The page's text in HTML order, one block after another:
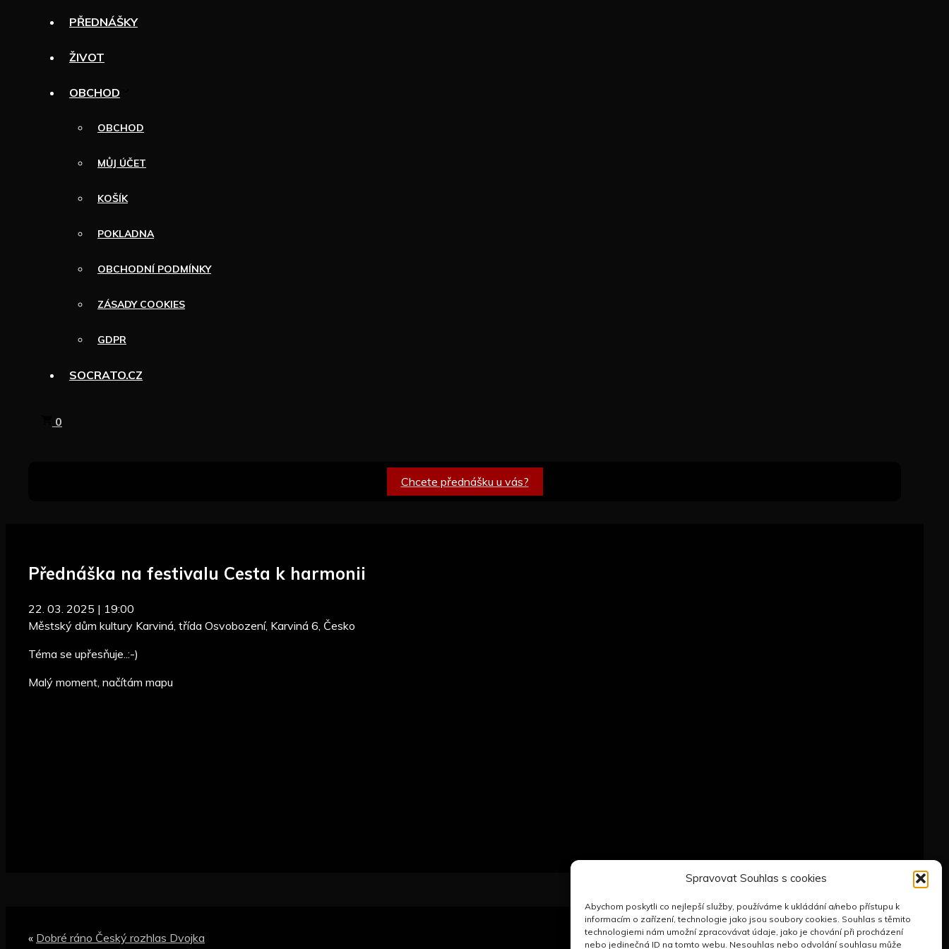
Spravovat Souhlas s cookies
Abychom poskytli co nejlepší služby, používáme k ukládání a/nebo přístupu k
informacím o zařízení, technologie jako jsou soubory cookies. Souhlas s těmito
technologiemi nám umožní zpracovávat údaje, jako je chování při procházení
nebo jedinečná ID na tomto webu. Nesouhlas nebo odvolání souhlasu může
PŘEDNÁŠKY
ŽIVOT
OBCHOD
OBCHOD
MŮJ ÚČET
KOŠÍK
POKLADNA
OBCHODNÍ PODMÍNKY
ZÁSADY COOKIES
GDPR
SOCRATO.CZ
0
Chcete přednášku u vás?
Přednáška na festivalu Cesta k harmonii
22. 03. 2025 | 19:00
Městský dům kultury Karviná, třída Osvobození, Karviná 6, Česko
Téma se upřesňuje..:-)
Malý moment, načítám mapu
« Dobré ráno Český rozhlas Dvojka